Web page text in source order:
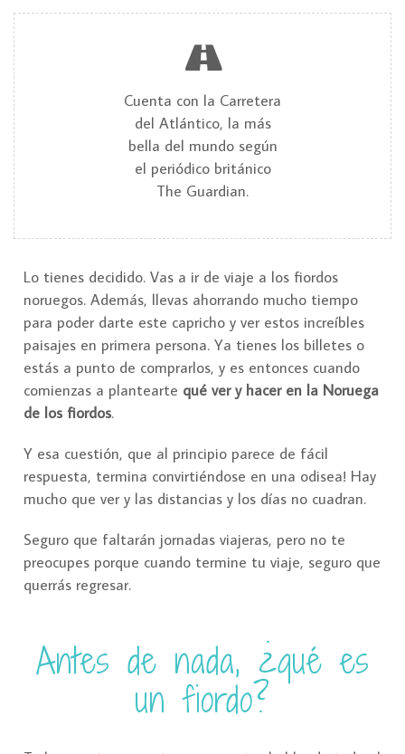
Cuenta con la Carretera
del Atlántico, la más
bella del mundo según
el periódico británico
The Guardian.
Lo tienes decidido. Vas a ir de viaje a los fiordos
noruegos. Además, llevas ahorrando mucho tiempo
para poder darte este capricho y ver estos increíbles
paisajes en primera persona. Ya tienes los billetes o
estás a punto de comprarlos, y es entonces cuando
comienzas a plantearte qué ver y hacer en la Noruega
de los fiordos.
Y esa cuestión, que al principio parece de fácil
respuesta, termina convirtiéndose en una odisea! Hay
mucho que ver y las distancias y los días no cuadran.
Seguro que faltarán jornadas viajeras, pero no te
preocupes porque cuando termine tu viaje, seguro que
querrás regresar.
Antes de nada, ¿qué es
un fiordo?